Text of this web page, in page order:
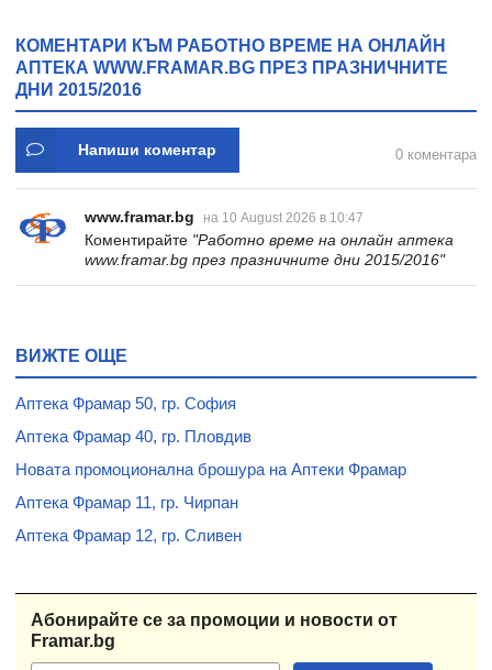
КОМЕНТАРИ КЪМ РАБОТНО ВРЕМЕ НА ОНЛАЙН
АПТЕКА WWW.FRAMAR.BG ПРЕЗ ПРАЗНИЧНИТЕ
ДНИ 2015/2016
Напиши коментар 0 коментара
www.framar.bg на 10 August 2026 в 10:47
Коментирайте "Работно време на онлайн аптека
www.framar.bg през празничните дни 2015/2016"
ВИЖТЕ ОЩЕ
Аптека Фрамар 50, гр. София
Аптека Фрамар 40, гр. Пловдив
Новата промоционална брошура на Аптеки Фрамар
Аптека Фрамар 11, гр. Чирпан
Аптека Фрамар 12, гр. Сливен
Абонирайте се за промоции и новости от
Framar.bg